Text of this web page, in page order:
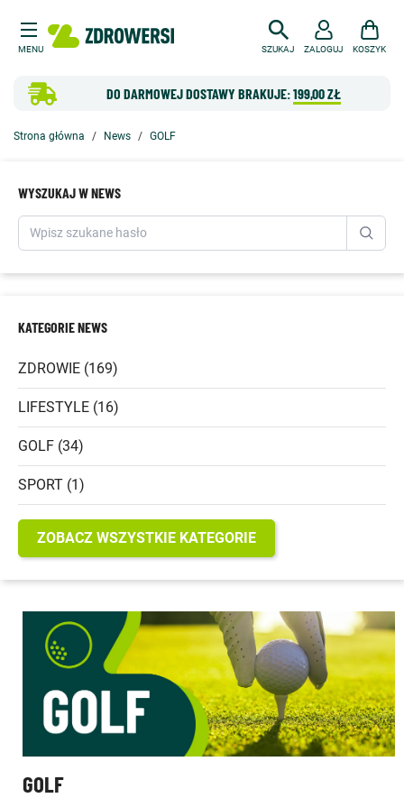
MENU SZUKAJ
DO DARMOWEJ DOSTAWY BRAKUJE:199,00 ZŁ
ZALOGUJ KOSZYK
Strona główna News GOLF
WYSZUKAJ W NEWS
KATEGORIE NEWS
ZDROWIE (169)
LIFESTYLE (16)
GOLF (34)
SPORT (1)
ZOBACZ WSZYSTKIE KATEGORIE
GOLF